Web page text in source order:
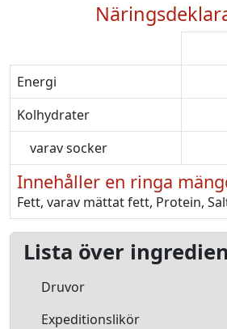
Energi
Kolhydrater
varav socker
Innehåller en ringa
Fett, varav mättat fett, Protein,
Lista över
Druvor
Expeditionslikör